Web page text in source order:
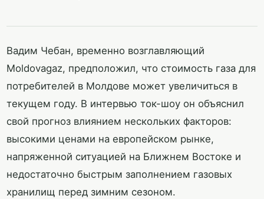
Вадим Чебан, временно возглавляющий
Moldovagaz, предположил, что стоимость газа для
потребителей в Молдове может увеличиться в
текущем году. В интервью ток-шоу он объяснил
свой прогноз влиянием нескольких факторов:
высокими ценами на европейском рынке,
напряженной ситуацией на Ближнем Востоке и
недостаточно быстрым заполнением газовых
хранилищ перед зимним сезоном.